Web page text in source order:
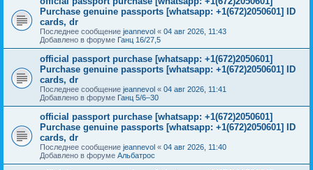
Purchase genuine passports [whatsapp: +1(672)2050601] ID
cards, dr
Последнее сообщение jeannevol « 04 авг 2026, 11:43
Добавлено в форуме Ганц 16/27,5
official passport purchase [whatsapp: +1(672)2050601]
Purchase genuine passports [whatsapp: +1(672)2050601] ID
cards, dr
Последнее сообщение jeannevol « 04 авг 2026, 11:41
Добавлено в форуме Ганц 5/6–30
official passport purchase [whatsapp: +1(672)2050601]
Purchase genuine passports [whatsapp: +1(672)2050601] ID
cards, dr
Последнее сообщение jeannevol « 04 авг 2026, 11:40
Добавлено в форуме Альбатрос